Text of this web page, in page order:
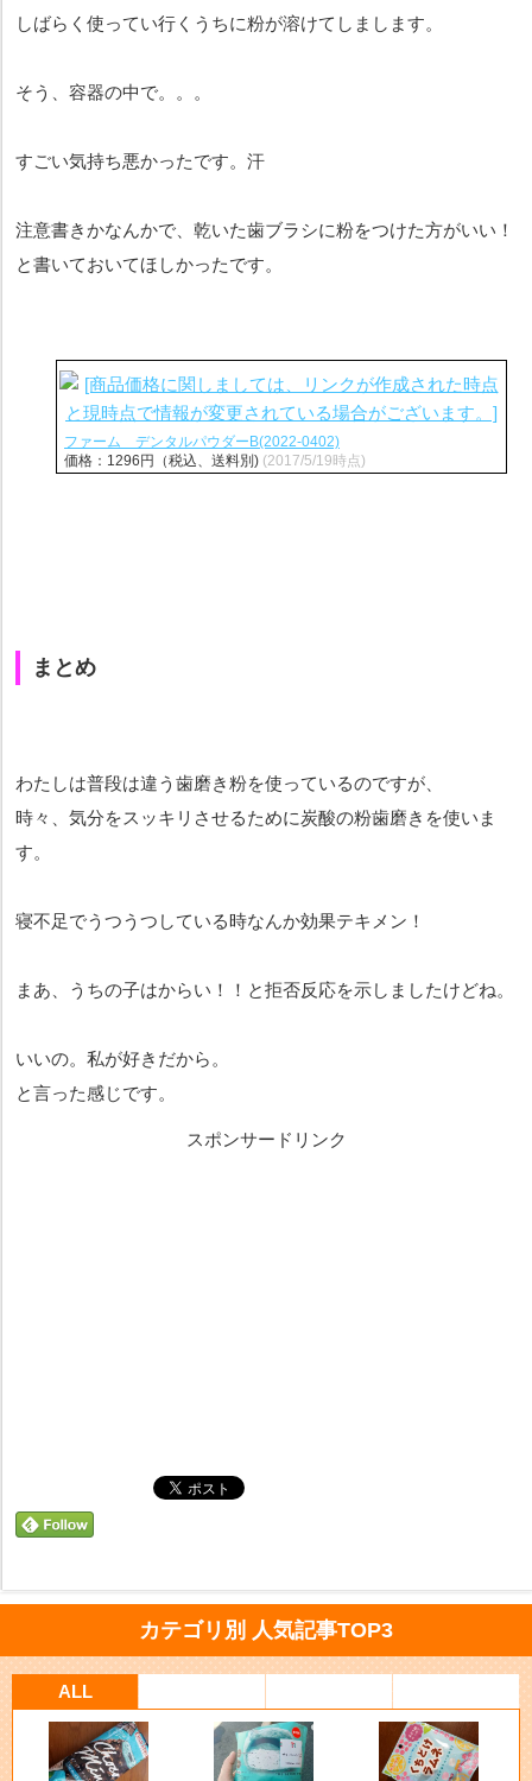
しばらく使ってい行くうちに粉が溶けてしまします。
そう、容器の中で。。。
すごい気持ち悪かったです。汗
注意書きかなんかで、乾いた歯ブラシに粉をつけた方がいい！
と書いておいてほしかったです。
ファーム デンタルパウダーB(2022-0402)
価格：1296円（税込、送料別) (2017/5/19時点)
まとめ
わたしは普段は違う歯磨き粉を使っているのですが、
時々、気分をスッキリさせるために炭酸の粉歯磨きを使いま
す。
寝不足でうつうつしている時なんか効果テキメン！
まあ、うちの子はからい！！と拒否反応を示しましたけどね。
いいの。私が好きだから。
と言った感じです。
スポンサードリンク
カテゴリ別 人気記事TOP3
ALL